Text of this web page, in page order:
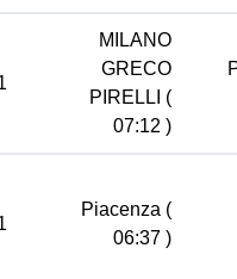
MILANO
GRECO
PIRELLI (
07:12 )
Piacenza (
06:37 )